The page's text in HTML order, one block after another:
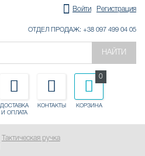
Войти Регистрация
ОТДЕЛ ПРОДАЖ: +38 097 499 04 05
НАЙТИ
ДОСТАВКА
И ОПЛАТА
КОНТАКТЫ КОРЗИНА
0
Тактическая ручка